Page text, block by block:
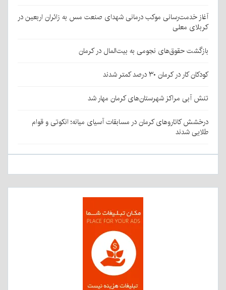
آغاز خدمت‌رسانی موکب درمانی شهدای صنعت مس به زائران اربعین در
کربلای معلی
بازگشت حقوق‌های نجومی به بیت‌المال در کرمان
کودکان کار در کرمان ۳۰ درصد کمتر شدند
تنش آبی مراکز شهرستان‌های کرمان مهار شد
درخشش کاتاروهای کرمان در مسابقات آسیای میانه؛ انکوتی و قوام
طلایی شدند